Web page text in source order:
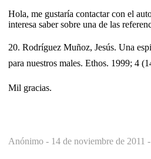
Hola, me gustaría contactar con el
interesa saber sobre una de las
20. Rodríguez Muñoz, Jesús. Una
para nuestros males. Ethos. 1999; 4
Mil gracias.
Anónimo - 14 de noviembre de 2011